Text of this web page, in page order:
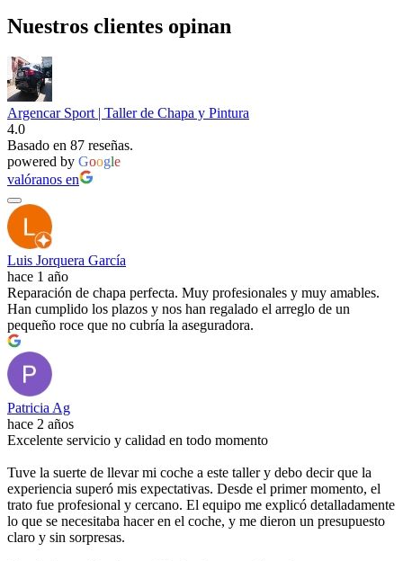
Nuestros clientes opinan
Argencar Sport | Taller de Chapa y Pintura
4.0
Basado en 87 reseñas.
powered by Google
valóranos en
Luis Jorquera García
hace 1 año
Reparación de chapa perfecta. Muy profesionales y muy amables.
Han cumplido los plazos y nos han regalado el arreglo de un
pequeño roce que no cubría la aseguradora.
Patricia Ag
hace 2 años
Excelente servicio y calidad en todo momento
Tuve la suerte de llevar mi coche a este taller y debo decir que la
experiencia superó mis expectativas. Desde el primer momento, el
trato fue profesional y cercano. El equipo me explicó detalladamente
lo que se necesitaba hacer en el coche, y me dieron un presupuesto
claro y sin sorpresas.